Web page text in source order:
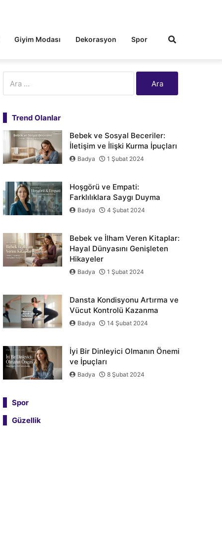
Giyim Modası Dekorasyon Spor
Trend Olanlar
Bebek ve Sosyal Beceriler:
İletişim ve İlişki Kurma İpuçları
Badya 1 Şubat 2024
Hoşgörü ve Empati:
Farklılıklara Saygı Duyma
Badya 4 Şubat 2024
Bebek ve İlham Veren Kitaplar:
Hayal Dünyasını Genişleten
Hikayeler
Badya 1 Şubat 2024
Dansta Kondisyonu Artırma ve
Vücut Kontrolü Kazanma
Badya 14 Şubat 2024
İyi Bir Dinleyici Olmanın Önemi
ve İpuçları
Badya 8 Şubat 2024
Spor
Güzellik